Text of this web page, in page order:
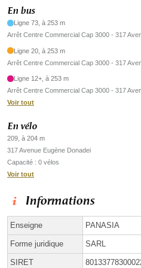
En bus
Ligne 73, à 253 m
Arrêt Centre Commercial Cap 3000 - 317
Ligne 20, à 253 m
Arrêt Centre Commercial Cap 3000 - 317
Ligne 12+, à 253 m
Arrêt Centre Commercial Cap 3000 - 317
Voir tout
En vélo
209, à 204 m
317 Avenue Eugène Donadei
Capacité : 0 vélos
Voir tout
Informations
Enseigne PANASIA
Forme juridique SARL
SIRET